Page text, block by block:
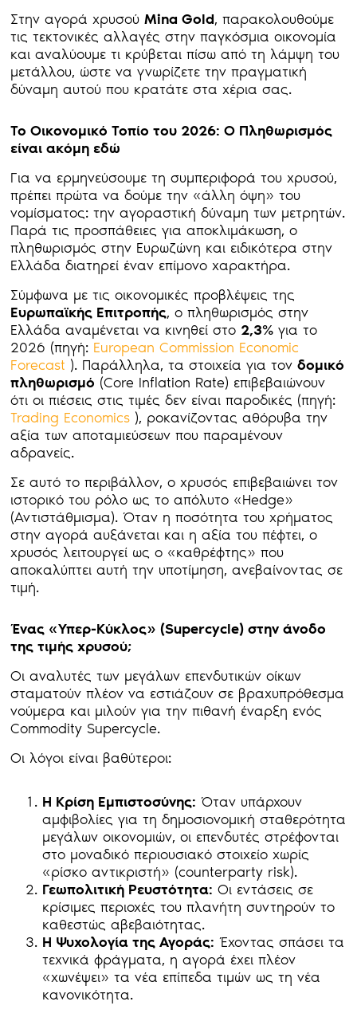
Στην αγορά χρυσούMina Gold, παρακολουθούμε
τις τεκτονικές αλλαγές στην παγκόσμια οικονομία
και αναλύουμε τι κρύβεται πίσω από τη λάμψη του
μετάλλου, ώστε να γνωρίζετε την πραγματική
δύναμη αυτού που κρατάτε στα χέρια σας.
Το Οικονομικό Τοπίο του 2026: Ο Πληθωρισμός
είναι ακόμη εδώ
Για να ερμηνεύσουμε τη συμπεριφορά του χρυσού,
πρέπει πρώτα να δούμε την «άλλη όψη» του
νομίσματος: την αγοραστική δύναμη των μετρητών.
Παρά τις προσπάθειες για αποκλιμάκωση, ο
πληθωρισμός στην Ευρωζώνη και ειδικότερα στην
Ελλάδα διατηρεί έναν επίμονο χαρακτήρα.
Σύμφωνα με τις οικονομικές προβλέψεις της
Ευρωπαϊκής Επιτροπής, ο πληθωρισμός στην
Ελλάδα αναμένεται να κινηθεί στο 2,3% για το
2026 (πηγή: European Commission Economic
Forecast ). Παράλληλα, τα στοιχεία για τονδομικό
πληθωρισμό (Core Inflation Rate) επιβεβαιώνουν
ότι οι πιέσεις στις τιμές δεν είναι παροδικές (πηγή:
Trading Economics ), ροκανίζοντας αθόρυβα την
αξία των αποταμιεύσεων που παραμένουν
αδρανείς.
Σε αυτό το περιβάλλον, ο χρυσός επιβεβαιώνει τον
ιστορικό του ρόλο ως το απόλυτο «Hedge»
(Αντιστάθμισμα). Όταν η ποσότητα του χρήματος
στην αγορά αυξάνεται και η αξία του πέφτει, ο
χρυσός λειτουργεί ως ο «καθρέφτης» που
αποκαλύπτει αυτή την υποτίμηση, ανεβαίνοντας σε
τιμή.
Ένας «Υπερ-Κύκλος» (Supercycle) στην άνοδο
της τιμής χρυσού;
Οι αναλυτές των μεγάλων επενδυτικών οίκων
σταματούν πλέον να εστιάζουν σε βραχυπρόθεσμα
νούμερα και μιλούν για την πιθανή έναρξη ενός
Commodity Supercycle.
Οι λόγοι είναι βαθύτεροι:
Η Κρίση Εμπιστοσύνης: Όταν υπάρχουν
αμφιβολίες για τη δημοσιονομική σταθερότητα
μεγάλων οικονομιών, οι επενδυτές στρέφονται
στο μοναδικό περιουσιακό στοιχείο χωρίς
«ρίσκο αντικριστή» (counterparty risk).
Γεωπολιτική Ρευστότητα: Οι εντάσεις σε
κρίσιμες περιοχές του πλανήτη συντηρούν το
καθεστώς αβεβαιότητας.
Η Ψυχολογία της Αγοράς: Έχοντας σπάσει τα
τεχνικά φράγματα, η αγορά έχει πλέον
«χωνέψει» τα νέα επίπεδα τιμών ως τη νέα
κανονικότητα.